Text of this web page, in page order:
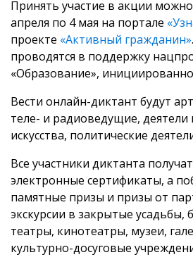
Принять участие в акции
апреля по 4 мая на портале
проекте «Активный гражданин»
проводятся в поддержку
«Образование»,
Вести онлайн-диктант будут
теле- и радиоведущие, деятели
искусства, политические
Все участники диктанта
электронные сертификаты, а
памятные призы и призы от
экскурсии в закрытые усадьбы,
театры, кинотеатры, музеи,
культурно-досуговые